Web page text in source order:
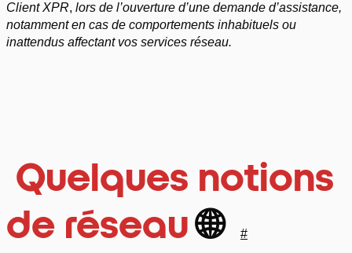
Client XPR, lors de l’ouverture d’une demande d’assistance,
notamment en cas de comportements inhabituels ou
inattendus affectant vos services réseau.
Quelques notions
de réseau🌐 #